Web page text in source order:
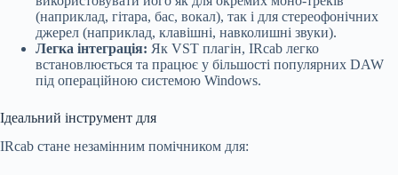
(наприклад, гітара, бас, вокал), так і для стереофонічних
джерел (наприклад, клавішні, навколишні звуки).
Легка інтеграція: Як VST плагін, IRcab легко
встановлюється та працює у більшості популярних DAW
під операційною системою Windows.
Ідеальний інструмент для
IRcab стане незамінним помічником для: